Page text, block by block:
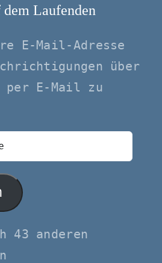
Laufenden
E-Mail-Adresse
über
E-Mail zu
43 anderen